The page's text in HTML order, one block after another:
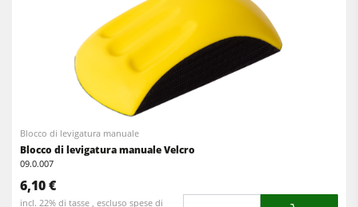
Attrezzatura per falegnameria
F4Solutions Software
Automazione & gestione del materiale
Gestione del progetto
Blocco di levigatura manuale
Blocco di levigatura manuale Velcro
09.0.007
6,10 €
incl. 22% di tasse , escluso spese di